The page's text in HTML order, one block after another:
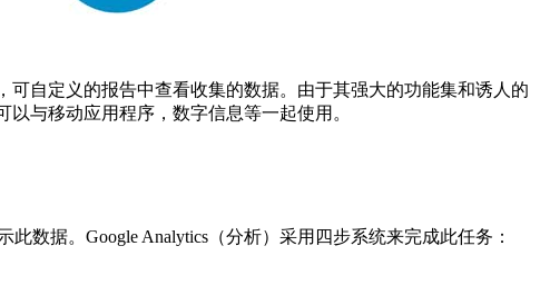
自定义的报告中查看收集的数据。由于其强大的功能集和诱人的
与移动应用程序，数字信息等一起使用。
数据。Google Analytics（分析）采用四步系统来完成此任务：